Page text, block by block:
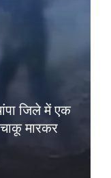
जिले में एक
मारकर